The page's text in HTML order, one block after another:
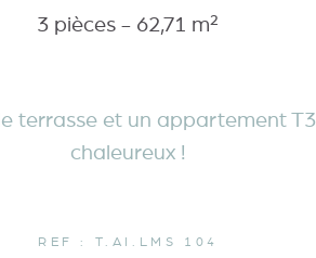
3 pièces - 62,71 m²
terrasse et un appartement T3
chaleureux !
REF : T.AI.LMS 104